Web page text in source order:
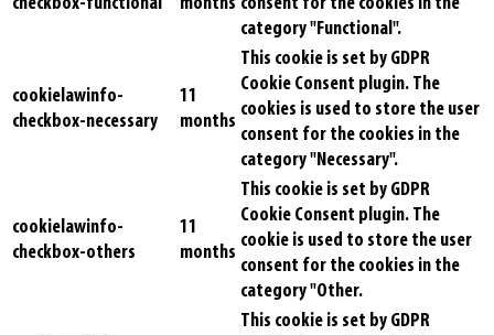
checkbox-functional
months consent for the cookies in the
category "Functional".
cookielawinfo-
checkbox-necessary
11
months
This cookie is set by GDPR
Cookie Consent plugin. The
cookies is used to store the user
consent for the cookies in the
category "Necessary".
cookielawinfo-
checkbox-others
11
months
This cookie is set by GDPR
Cookie Consent plugin. The
cookie is used to store the user
consent for the cookies in the
category "Other.
This cookie is set by GDPR